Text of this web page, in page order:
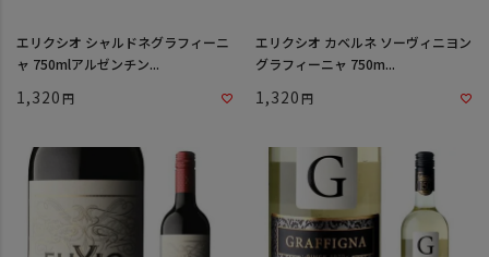
エリクシオ シャルドネグラフィーニ
ャ 750mlアルゼンチン...
1,320
エリクシオ カベルネ ソーヴィニヨン
グラフィーニャ 750m...
1,320